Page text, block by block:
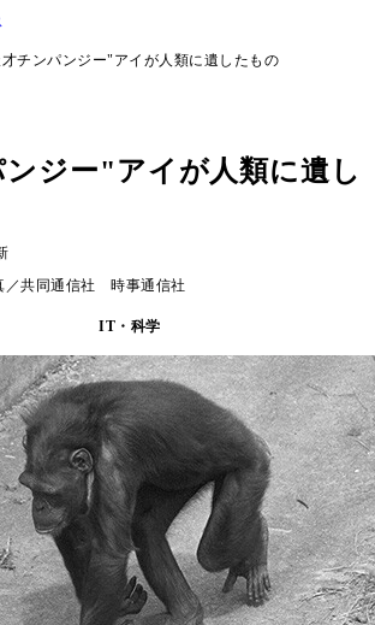
チンパンジー"アイが人類に遺したもの
ジー"アイが人類に遺し
共同通信社 時事通信社
IT・科学